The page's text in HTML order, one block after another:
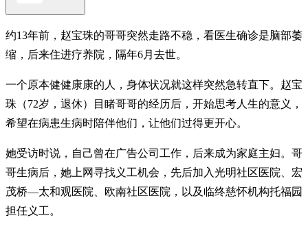
约13年前，赵宝珠的哥哥突然走路不稳，看医生确诊是脑部萎
缩，后来住进疗养院，隔年6月去世。
一个原本健健康康的人，身体状况就这样突然急转直下。赵宝
珠（72岁，退休）目睹哥哥的经历后，开始思考人生的意义，
希望在病患生病时陪伴他们，让他们过得更开心。
她受访时说，自己曾在广告公司工作，后来成为家庭主妇。哥
哥生病后，她上网寻找义工机会，先后加入光明社区医院、宏
茂桥—太和观医院、欧南社区医院，以及临终慈怀机构托福园
担任义工。